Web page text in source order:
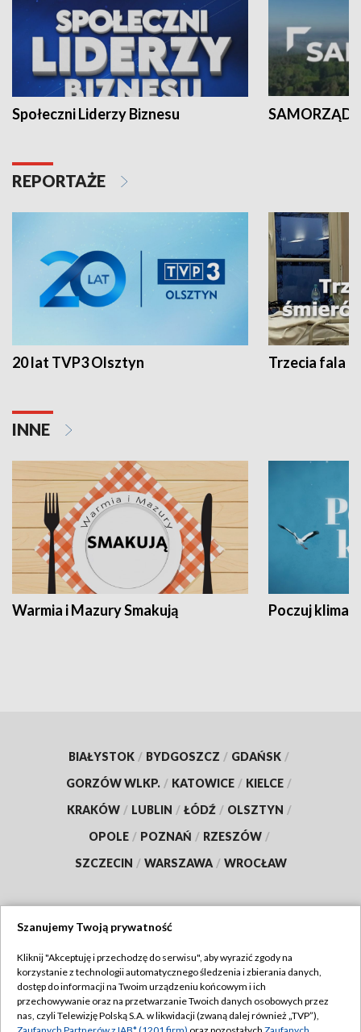
Społeczni Liderzy Biznesu SAMORZĄD
REPORTAŻE
20 lat TVP3 Olsztyn Trzecia fala -
INNE
Warmia i Mazury Smakują Poczuj klimat
BIAŁYSTOK / BYDGOSZCZ / GDAŃSK /
GORZÓW WLKP. / KATOWICE / KIELCE /
KRAKÓW / LUBLIN / ŁÓDŹ / OLSZTYN /
OPOLE / POZNAŃ / RZESZÓW /
SZCZECIN / WARSZAWA / WROCŁAW
TVP
Abonament TVP
Emisja w TVP
Regulamin TVP
Szanujemy Twoją prywatność
Kliknij "Akceptuję i przechodzę do serwisu", aby wyrazić zgody na
korzystanie z technologii automatycznego śledzenia i zbierania danych,
dostęp do informacji na Twoim urządzeniu końcowym i ich
przechowywanie oraz na przetwarzanie Twoich danych osobowych przez
nas, czyli Telewizję Polską S.A. w likwidacji (zwaną dalej również „TVP”),